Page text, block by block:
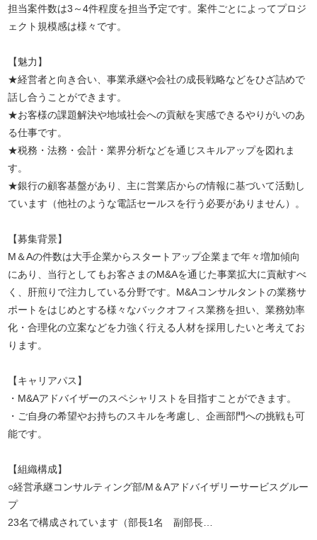
担当案件数は3～4件程度を担当予定です。案件ごとによってプロジ
ェクト規模感は様々です。
【魅力】
★経営者と向き合い、事業承継や会社の成長戦略などをひざ詰めで
話し合うことができます。
★お客様の課題解決や地域社会への貢献を実感できるやりがいのあ
る仕事です。
★税務・法務・会計・業界分析などを通じスキルアップを図れま
す。
★銀行の顧客基盤があり、主に営業店からの情報に基づいて活動し
ています（他社のような電話セールスを行う必要がありません）。
【募集背景】
M＆Aの件数は大手企業からスタートアップ企業まで年々増加傾向
にあり、当行としてもお客さまのM&Aを通じた事業拡大に貢献すべ
く、肝煎りで注力している分野です。M&Aコンサルタントの業務サ
ポートをはじめとする様々なバックオフィス業務を担い、業務効率
化・合理化の立案などを力強く行える人材を採用したいと考えてお
ります。
【キャリアパス】
・M&Aアドバイザーのスペシャリストを目指すことができます。
・ご自身の希望やお持ちのスキルを考慮し、企画部門への挑戦も可
能です。
【組織構成】
○経営承継コンサルティング部/M＆Aアドバイザリーサービスグルー
プ
23名で構成されています（部長1名 副部長…